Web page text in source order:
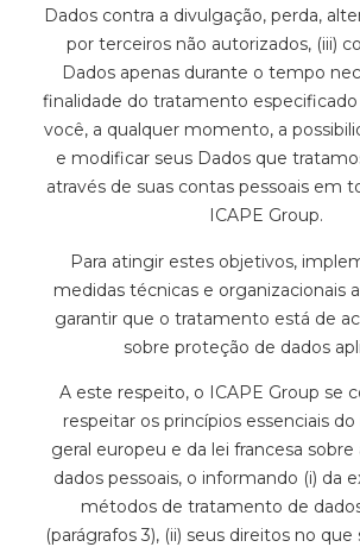
Dados contra a divulgação, perda,
por terceiros não autorizados, (iii)
Dados apenas durante o tempo
finalidade do tratamento especificado
você, a qualquer momento, a
e modificar seus Dados que
através de suas contas pessoais em
ICAPE Group.
Para atingir estes objetivos,
medidas técnicas e organizacionais
garantir que o tratamento está de
sobre proteção de dados
A este respeito, o ICAPE Group se
respeitar os princípios essenciais
geral europeu e da lei francesa
dados pessoais, o informando (i) da
métodos de tratamento de
(parágrafos 3), (ii) seus direitos no